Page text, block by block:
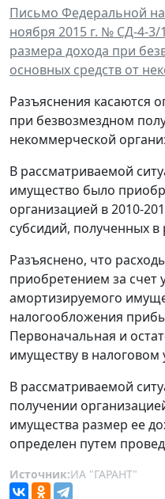
Письмо Федеральной
ноября 2015 г. № СД-4-
размера дохода при
основных средств от
Разъяснения касаются
при безвозмездном
некоммерческой
В рассматриваемой
имущество было
организацией в 2010-
субсидий, полученных
Разъяснено, что
приобретением за счет
амортизируемого
налогообложения
Первоначальная и
имуществу в налоговом
В рассматриваемой
получении
имущества размер ее
определен путем
Источник:ИА "ГАРАНТ"